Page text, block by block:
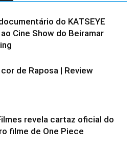
do KATSEYE
Cine Show do Beiramar
de Raposa | Review
revela cartaz oficial do
filme de One Piece